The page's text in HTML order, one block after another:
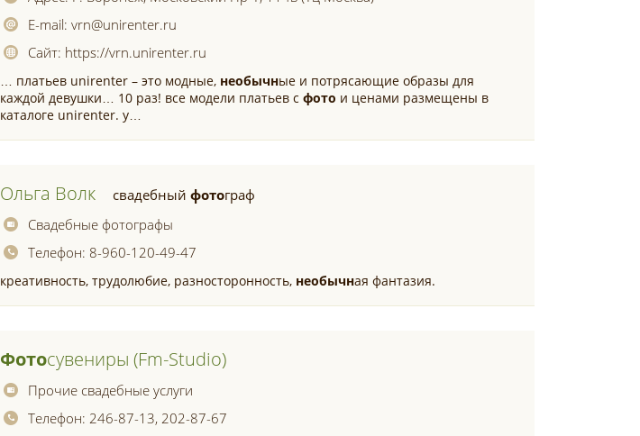
E-mail:vrn@unirenter.ru
Сайт: https://vrn.unirenter.ru
… платьев unirenter – это модные, необычные и потрясающие образы для
каждой девушки… 10 раз! все модели платьев сфото и ценами размещены в
каталоге unirenter. у…
Ольга Волк свадебныйфотограф
Свадебные фотографы
Телефон: 8-960-120-49-47
креативность, трудолюбие, разносторонность, необычная фантазия.
ФотоСувениры (fm-Studio)
Прочие свадебные услуги
Телефон:246-87-13, 202-87-67